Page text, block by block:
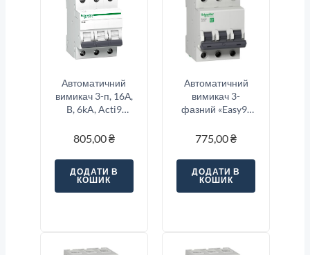
Автоматичний
вимикач 3-п, 16А,
B, 6kA, Acti9
Electric
805,00₴
ДОДАТИ В
КОШИК
Автоматичний
вимикач 3-
фазний «Easy9»
«C»
775,00₴
ДОДАТИ В
КОШИК